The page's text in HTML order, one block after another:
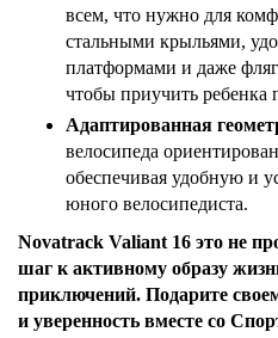
всем, что нужно для
стальными крыльями,
платформами и даже
чтобы приучить ребенка
Адаптированная
велосипеда
обеспечивая удобную и
юного велосипедиста.
Novatrack Valiant 16 это не
шаг к активному образу
приключений. Подарите
и уверенность вместе со